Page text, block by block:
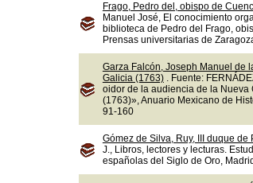
Frago, Pedro del, obispo de
Manuel José, El conocimiento
biblioteca de Pedro del Frago,
Prensas universitarias de
Garza Falcón, Joseph Manuel de
Galicia (1763). Fuente:
oidor de la audiencia de la Nueva
(1763)», Anuario Mexicano de
91-160
Gómez de Silva, Ruy, III duque de
J., Libros, lectores y lecturas.
españolas del Siglo de Oro,